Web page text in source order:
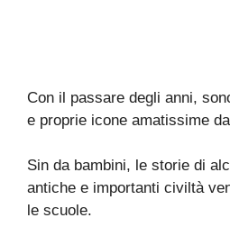
Con il passare degli anni,
e proprie icone amatissime
Sin da bambini, le storie di
antiche e importanti civiltà
le scuole.